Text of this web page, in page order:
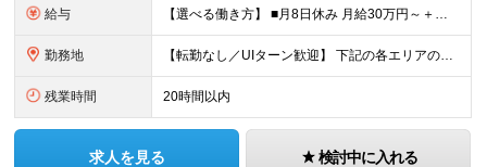
給与 【選べる働き方】 ■月8日休み 月給30万円～＋各種手当＋賞与年2回 ■月10日休み 月給27万円～＋各種手当＋賞与年2回 ※経験・能力を考慮の上、決定します ※上記にはみなし残業手当を含み、超過
勤務地 【転勤なし／UIターン歓迎】 下記の各エリアのお客様先に直行直帰 【関東圏】 ■埼玉県 ■神奈川県 ■東京都 ■千葉県 【関西圏】 ■大阪府 ■兵庫県 ★勤務地は希望を考慮します。 基本は直行
残業時間 20時間以内
求人を見る 検討中に入れる